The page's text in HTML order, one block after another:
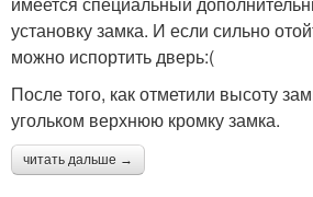
установку замка. И если сильно
можно испортить дверь:(
После того, как отметили высоту
угольком верхнюю кромку замка.
читать дальше →